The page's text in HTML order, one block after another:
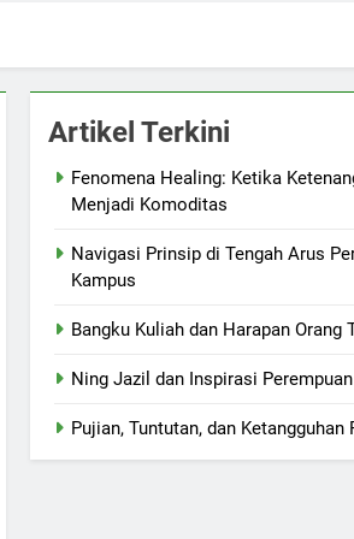
Artikel Terkini
Fenomena Healing: Ketika
Menjadi Komoditas
Navigasi Prinsip di Tengah Arus
Kampus
Bangku Kuliah dan Harapan Orang
Ning Jazil dan Inspirasi
Pujian, Tuntutan, dan Ketangguhan